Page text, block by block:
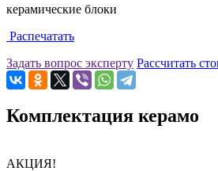
керамические блоки
Распечатать
Задать вопрос эксперту Рассчитать
Комплектация керамо
АКЦИЯ!